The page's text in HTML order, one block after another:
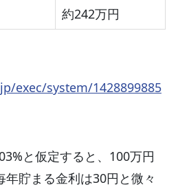
約242万円
exec/system/1428899885
と仮定すると、100万円
年貯まる金利は30円と微々